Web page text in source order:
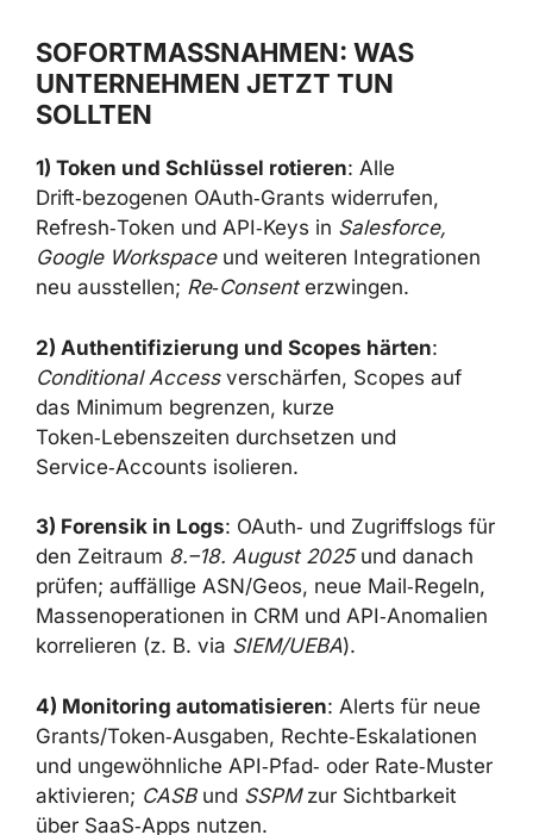
SOFORTMASSNAHMEN: WAS U
NTERNEHMEN JETZT TUN S
OLLTEN
1) Token und Schlüssel rotieren: Alle
Drift‑bezogenen OAuth‑Grants widerrufen,
Refresh‑Token und API‑Keys in Salesforce,
Google Workspaceund weiteren Integrationen
neu ausstellen; Re‑Consenterzwingen.
2) Authentifizierung und Scopes härten:
Conditional Accessverschärfen, Scopes auf
das Minimum begrenzen, kurze
Token‑Lebenszeiten durchsetzen und
Service‑Accounts isolieren.
3) Forensik in Logs: OAuth‑ und Zugriffslogs für
den Zeitraum 8.–18. August 2025und danach
prüfen; auffällige ASN/Geos, neue Mail‑Regeln,
Massenoperationen in CRM und API‑Anomalien
korrelieren (z. B. via SIEM/UEBA).
4) Monitoring automatisieren: Alerts für neue
Grants/Token‑Ausgaben, Rechte‑Eskalationen
und ungewöhnliche API‑Pfad‑ oder Rate‑Muster
aktivieren; CASBund SSPMzur Sichtbarkeit
über SaaS‑Apps nutzen.